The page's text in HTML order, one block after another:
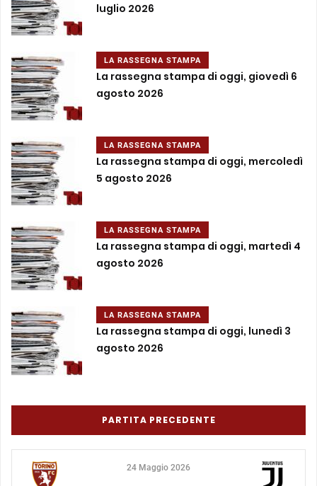
luglio 2026
LA RASSEGNA STAMPA
La rassegna stampa di oggi, giovedì 6
agosto 2026
LA RASSEGNA STAMPA
La rassegna stampa di oggi, mercoledì
5 agosto 2026
LA RASSEGNA STAMPA
La rassegna stampa di oggi, martedì 4
agosto 2026
LA RASSEGNA STAMPA
La rassegna stampa di oggi, lunedì 3
agosto 2026
PARTITA PRECEDENTE
24 Maggio 2026